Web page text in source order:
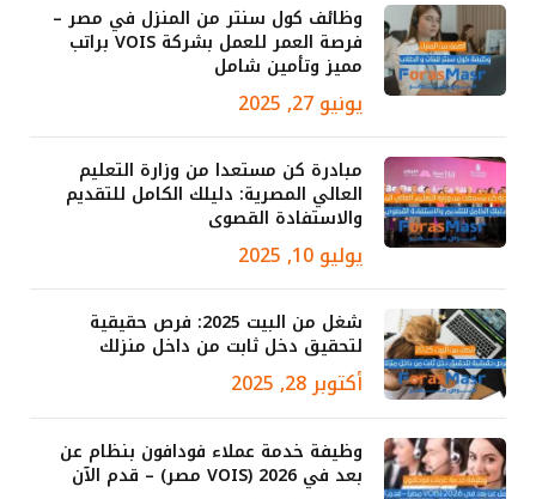
وظائف كول سنتر من المنزل في مصر –
فرصة العمر للعمل بشركة VOIS براتب
مميز وتأمين شامل
يونيو 27, 2025
مبادرة كن مستعدا من وزارة التعليم
العالي المصرية: دليلك الكامل للتقديم
والاستفادة القصوى
يوليو 10, 2025
شغل من البيت 2025: فرص حقيقية
لتحقيق دخل ثابت من داخل منزلك
أكتوبر 28, 2025
وظيفة خدمة عملاء فودافون بنظام عن
بعد في 2026 (VOIS مصر) – قدم الآن